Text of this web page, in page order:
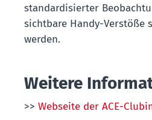
standardisierter
sichtbare Handy-Verstöße
werden.
Weitere
>> Webseite der ACE-